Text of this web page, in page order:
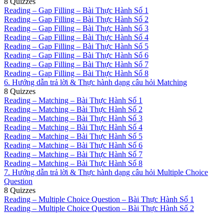
Reading – Gap Filling – Bài Thực Hành Số 1
Reading – Gap Filling – Bài Thực Hành Số 2
Reading – Gap Filling – Bài Thực Hành Số 3
Reading – Gap Filling – Bài Thực Hành Số 4
Reading – Gap Filling – Bài Thực Hành Số 5
Reading – Gap Filling – Bài Thực Hành Số 6
Reading – Gap Filling – Bài Thực Hành Số 7
Reading – Gap Filling – Bài Thực Hành Số 8
6. Hướng dẫn trả lời & Thực hành dạng câu hỏi Matching
8 Quizzes
Reading – Matching – Bài Thực Hành Số 1
Reading – Matching – Bài Thực Hành Số 2
Reading – Matching – Bài Thực Hành Số 3
Reading – Matching – Bài Thực Hành Số 4
Reading – Matching – Bài Thực Hành Số 5
Reading – Matching – Bài Thực Hành Số 6
Reading – Matching – Bài Thực Hành Số 7
Reading – Matching – Bài Thực Hành Số 8
7. Hướng dẫn trả lời & Thực hành dạng câu hỏi Multiple Choice
Question
8 Quizzes
Reading – Multiple Choice Question – Bài Thực Hành Số 1
Reading – Multiple Choice Question – Bài Thực Hành Số 2